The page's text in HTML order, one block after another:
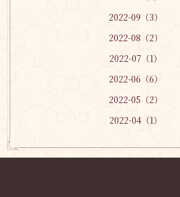
2022-09（3）
2022-08（2）
2022-07（1）
2022-06（6）
2022-05（2）
2022-04（1）